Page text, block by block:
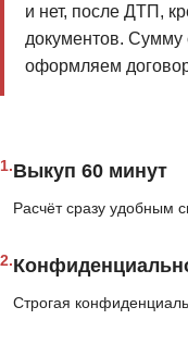
и нет, после ДТП,
документов. Сумму
оформляем
1.Выкуп 60 минут
Расчёт сразу удобным
2.
Строгая